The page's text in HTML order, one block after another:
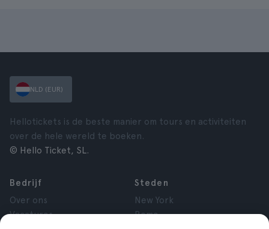
NLD (EUR)
Hellotickets is de beste manier om tours en activiteiten
over de hele wereld te boeken.
© Hello Ticket, SL.
Bedrijf
Over ons
Vacatures
Steden
New York
Rome